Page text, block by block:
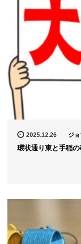
2025.12.26 ジ
環状通り東と手稲